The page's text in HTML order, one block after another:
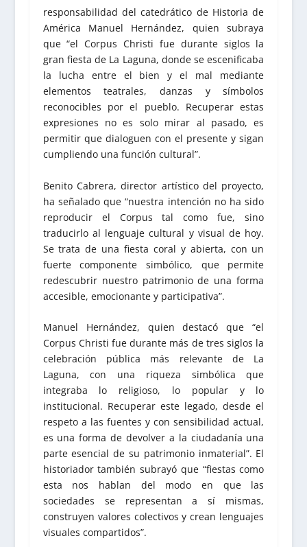
responsabilidad del catedrático de Historia de
América Manuel Hernández, quien subraya
que “el Corpus Christi fue durante siglos la
gran fiesta de La Laguna, donde se escenificaba
la lucha entre el bien y el mal mediante
elementos teatrales, danzas y símbolos
reconocibles por el pueblo. Recuperar estas
expresiones no es solo mirar al pasado, es
permitir que dialoguen con el presente y sigan
cumpliendo una función cultural”.
Benito Cabrera, director artístico del proyecto,
ha señalado que “nuestra intención no ha sido
reproducir el Corpus tal como fue, sino
traducirlo al lenguaje cultural y visual de hoy.
Se trata de una fiesta coral y abierta, con un
fuerte componente simbólico, que permite
redescubrir nuestro patrimonio de una forma
accesible, emocionante y participativa”.
Manuel Hernández, quien destacó que “el
Corpus Christi fue durante más de tres siglos la
celebración pública más relevante de La
Laguna, con una riqueza simbólica que
integraba lo religioso, lo popular y lo
institucional. Recuperar este legado, desde el
respeto a las fuentes y con sensibilidad actual,
es una forma de devolver a la ciudadanía una
parte esencial de su patrimonio inmaterial”. El
historiador también subrayó que “fiestas como
esta nos hablan del modo en que las
sociedades se representan a sí mismas,
construyen valores colectivos y crean lenguajes
visuales compartidos”.